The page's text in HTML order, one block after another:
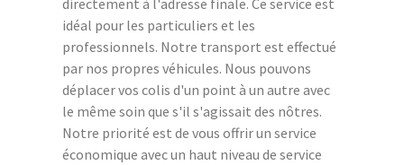
idéal pour les particuliers et les
professionnels. Notre transport est effectué
par nos propres véhicules. Nous pouvons
déplacer vos colis d'un point à un autre avec
le même soin que s'il s'agissait des nôtres.
Notre priorité est de vous offrir un service
économique avec un haut niveau de service